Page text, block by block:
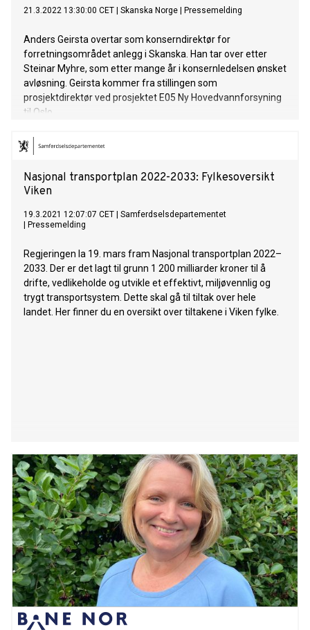
21.3.2022 13:30:00 CET Skanska Norge Pressemelding
Anders Geirsta overtar som konserndirektør for
forretningsområdet anlegg i Skanska. Han tar over etter
Steinar Myhre, som etter mange år i konsernledelsen ønsket
avløsning. Geirsta kommer fra stillingen som
prosjektdirektør ved prosjektet E05 Ny Hovedvannforsyning
til Oslo.
Nasjonal transportplan 2022-2033: Fylkesoversikt
Viken
19.3.2021 12:07:07 CET
Samferdselsdepartementet
Pressemelding
Regjeringen la 19. mars fram Nasjonal transportplan 2022–
2033. Der er det lagt til grunn 1 200 milliarder kroner til å
drifte, vedlikeholde og utvikle et effektivt, miljøvennlig og
trygt transportsystem. Dette skal gå til tiltak over hele
landet. Her finner du en oversikt over tiltakene i Viken fylke.